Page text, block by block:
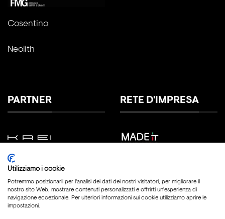
Cosentino
Neolith
PARTNER RETE D'IMPRESA
Utilizziamo i cookie
Potremmo posizionarli per l'analisi dei dati dei nostri visitatori, per migliorare il
nostro sito Web, mostrare contenuti personalizzati e offrirti un'esperienza di
navigazione eccezionale. Per ulteriori informazioni sui cookie utilizziamo aprire le
impostazioni.